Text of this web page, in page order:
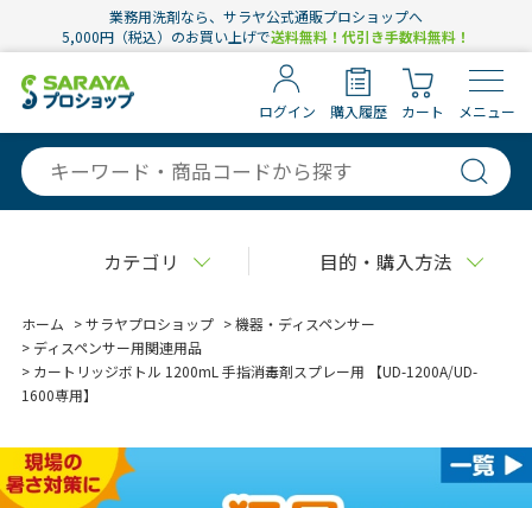
業務用洗剤なら、サラヤ公式通販プロショップへ
5,000円（税込）のお買い上げで送料無料！代引き手数料無料！
ログイン 購入履歴 カート メニュー
カテゴリ 目的・購入方法
ホーム >サラヤプロショップ >機器・ディスペンサー
> ディスペンサー用関連用品
> カートリッジボトル 1200mL 手指消毒剤スプレー用 【UD-1200A/UD-
1600専用】